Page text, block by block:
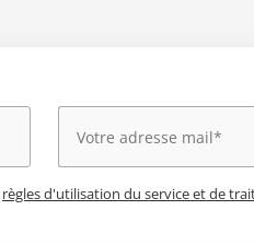
règles d'utilisation du service et de